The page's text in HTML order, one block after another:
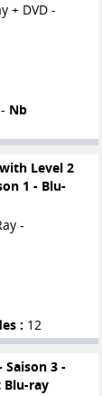
+ DVD -
Nb
Level 2
1 - Blu-
-
: 12
Saison 3 -
ray